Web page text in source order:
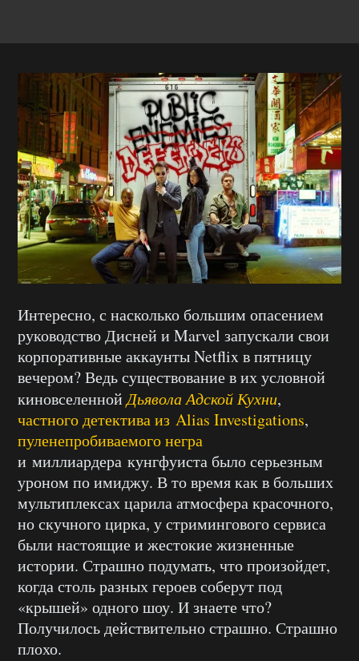
Интересно, с насколько большим опасением
руководство Дисней и Marvel запускали свои
корпоративные аккаунты Netflix в пятницу
вечером? Ведь существование в их условной
киновселенной Дьявола Адской Кухни,
частного детектива из Alias Investigations,
пуленепробиваемого негра
и миллиардера кунгфуиста было серьезным
уроном по имиджу. В то время как в больших
мультиплексах царила атмосфера красочного,
но скучного цирка, у стримингового сервиса
были настоящие и жестокие жизненные
истории. Страшно подумать, что произойдет,
когда столь разных героев соберут под
«крышей» одного шоу. И знаете что?
Получилось действительно страшно. Страшно
плохо.